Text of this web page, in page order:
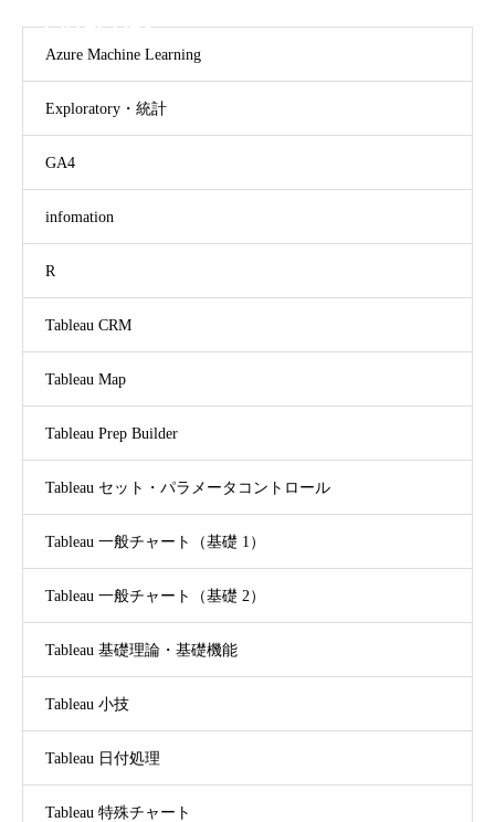
CATEGORY
Azure Machine Learning
Exploratory・統計
GA4
infomation
R
Tableau CRM
Tableau Map
Tableau Prep Builder
Tableau セット・パラメータコントロール
Tableau 一般チャート（基礎 1）
Tableau 一般チャート（基礎 2）
Tableau 基礎理論・基礎機能
Tableau 小技
Tableau 日付処理
Tableau 特殊チャート